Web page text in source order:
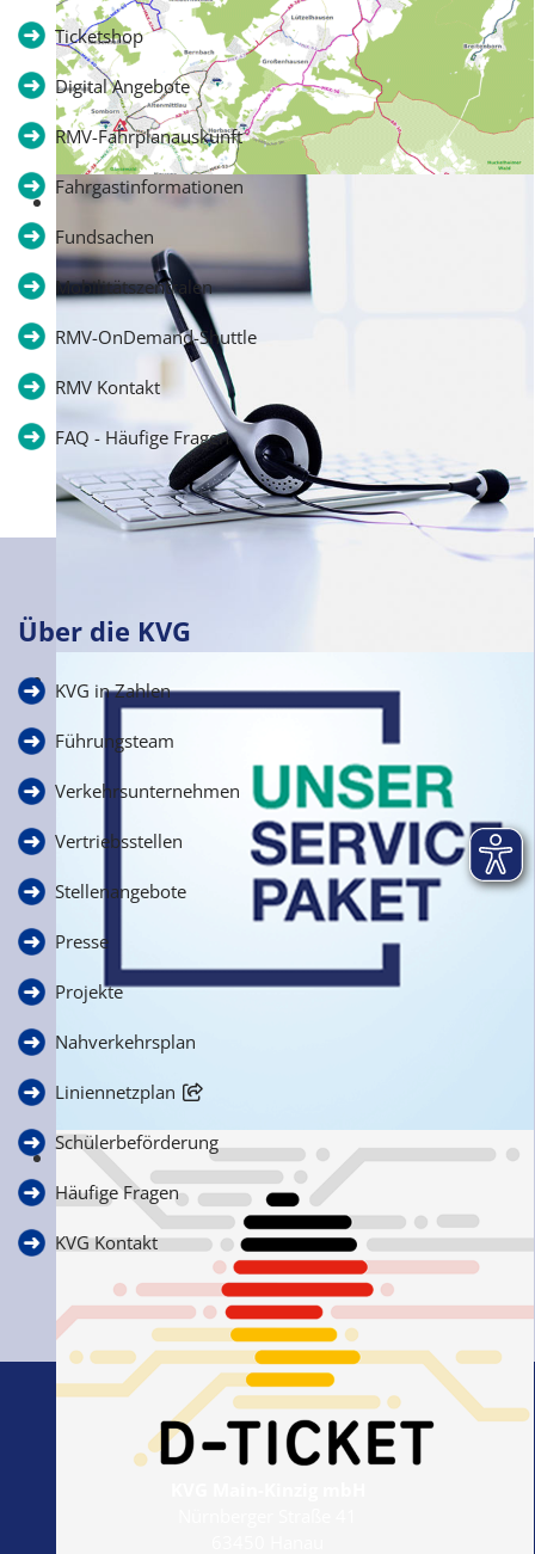
Interaktiver Liniennetzplan
Häufige Fragen
zur Schülerbeförderung
Ihre Anfragen, Anregungen & Kritik
Ticketshop
Digital Angebote
RMV-Fahrplanauskunft
Fahrgastinformationen
Fundsachen
Mobilitätszentralen
RMV-OnDemand-Shuttle
RMV Kontakt
FAQ - Häufige Fragen
Über die KVG
KVG in Zahlen
Führungsteam
Verkehrsunternehmen
Vertriebsstellen
Stellenangebote
Presse
Projekte
Nahverkehrsplan
Liniennetzplan
Schülerbeförderung
Häufige Fragen
KVG Kontakt